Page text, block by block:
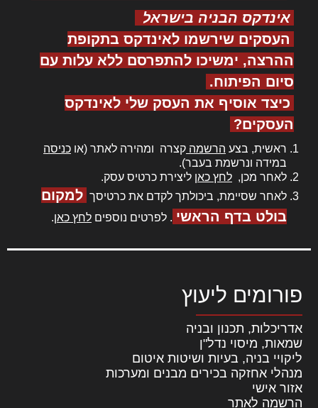
אינדקס הבניה בישראל
העסקים שירשמו לאינדקס בתקופת
ההרצה, ימשיכו להתפרסם ללא עלות עם
סיום הפיתוח.
כיצד אוסיף את העסק שלי לאינדקס
העסקים?
ראשית, בצע הרשמה קצרה ומהירה לאתר (או כניסה
במידה ונרשמת בעבר).
לאחר מכן, לחץ כאן ליצירת כרטיס עסק.
לאחר שסיימת, ביכולתך לקדם את כרטיסך למקום
בולט בדף הראשי . לפרטים נוספים לחץ כאן.
פורומים ליעוץ
אדריכלות, תכנון ובניה
שמאות, מיסוי נדל"ן
ליקויי בניה, בעיות ושיטות איטום
מנהלי אחזקה בכירים מבנים ומערכות
אזור אישי
הרשמה לאתר